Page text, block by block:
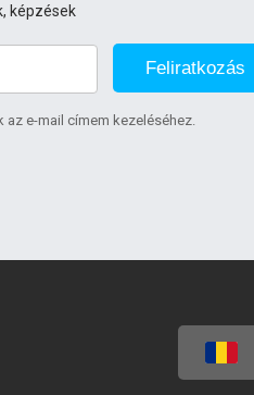
képzések
Feliratkozás
az e-mail címem kezeléséhez.